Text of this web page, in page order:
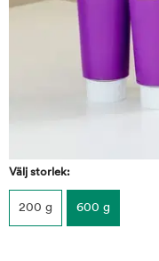
Välj storlek:
200 g 600 g